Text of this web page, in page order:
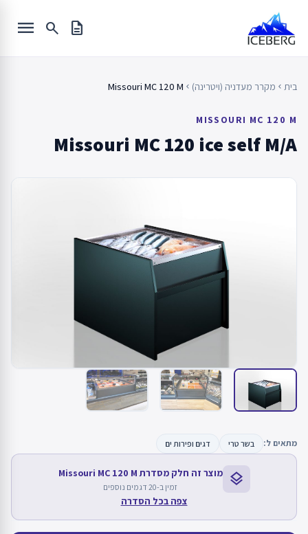
content
description
search
menu
בית chevron_left מקרר מעדניה (ויטרינה) chevron_left
Missouri MC 120 M
MISSOURI MC 120 M
Missouri MC 120 ice self M/A
מתאים ל: בשר טרי דגים ופירות ים
layers מוצר זה חלק מסדרת Missouri MC 120 M
זמין ב-20 דגמים נוספים
צפה בכל הסדרה